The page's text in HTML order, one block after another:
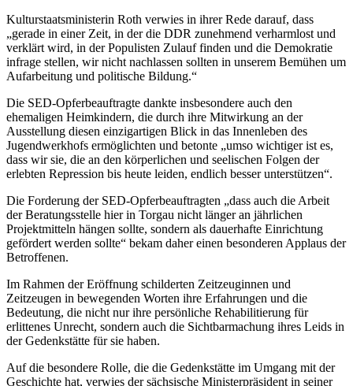
Kulturstaatsministerin Roth verwies in ihrer Rede darauf, dass
„gerade in einer Zeit, in der die DDR zunehmend verharmlost und
verklärt wird, in der Populisten Zulauf finden und die Demokratie
infrage stellen, wir nicht nachlassen sollten in unserem Bemühen um
Aufarbeitung und politische Bildung.“
Die SED-Opferbeauftragte dankte insbesondere auch den
ehemaligen Heimkindern, die durch ihre Mitwirkung an der
Ausstellung diesen einzigartigen Blick in das Innenleben des
Jugendwerkhofs ermöglichten und betonte „umso wichtiger ist es,
dass wir sie, die an den körperlichen und seelischen Folgen der
erlebten Repression bis heute leiden, endlich besser unterstützen“.
Die Forderung der SED-Opferbeauftragten „dass auch die Arbeit
der Beratungsstelle hier in Torgau nicht länger an jährlichen
Projektmitteln hängen sollte, sondern als dauerhafte Einrichtung
gefördert werden sollte“ bekam daher einen besonderen Applaus der
Betroffenen.
Im Rahmen der Eröffnung schilderten Zeitzeuginnen und
Zeitzeugen in bewegenden Worten ihre Erfahrungen und die
Bedeutung, die nicht nur ihre persönliche Rehabilitierung für
erlittenes Unrecht, sondern auch die Sichtbarmachung ihres Leids in
der Gedenkstätte für sie haben.
Auf die besondere Rolle, die die Gedenkstätte im Umgang mit der
Geschichte hat, verwies der sächsische Ministerpräsident in seiner